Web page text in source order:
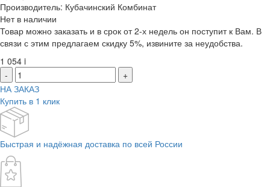
Производитель: Кубачинский Комбинат
Нет в наличии
Товар можно заказать и в срок от 2-х недель он поступит к Вам. В
связи с этим предлагаем скидку 5%, извините за неудобства.
1 054 i
-
+
НА ЗАКАЗ
Купить в 1 клик
Быстрая и надёжная доставка по всей России